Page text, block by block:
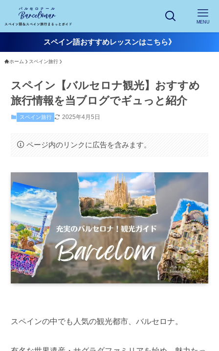
MENU
スペイン語おすすめレッスンはこちら》
ホーム スペイン旅行
スペイン【バルセロナ観光】おすすめ
旅行情報を当ブログでギュっと紹介
スペイン旅行 2025年4月5日
ページ内のリンクに広告を含みます。
スペインの中でも人気の観光都市、バルセロナ。